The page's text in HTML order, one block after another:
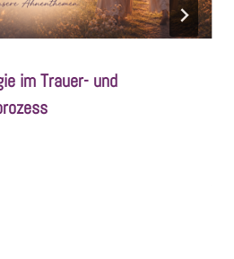
im Trauer- und